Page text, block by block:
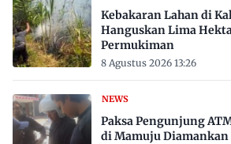
Kebakaran Lahan di
Hanguskan Lima
Permukiman
8 Agustus 2026 13:26
NEWS
Paksa Pengunjung
di Mamuju Diamankan